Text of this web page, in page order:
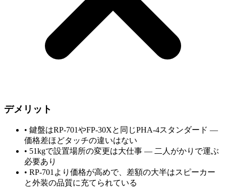
デメリット
• 鍵盤はRP-701やFP-30Xと同じPHA-4スタンダード —
価格差ほどタッチの違いはない
• 51kgで設置場所の変更は大仕事 — 二人がかりで運ぶ
必要あり
• RP-701より価格が高めで、差額の大半はスピーカー
と外装の品質に充てられている